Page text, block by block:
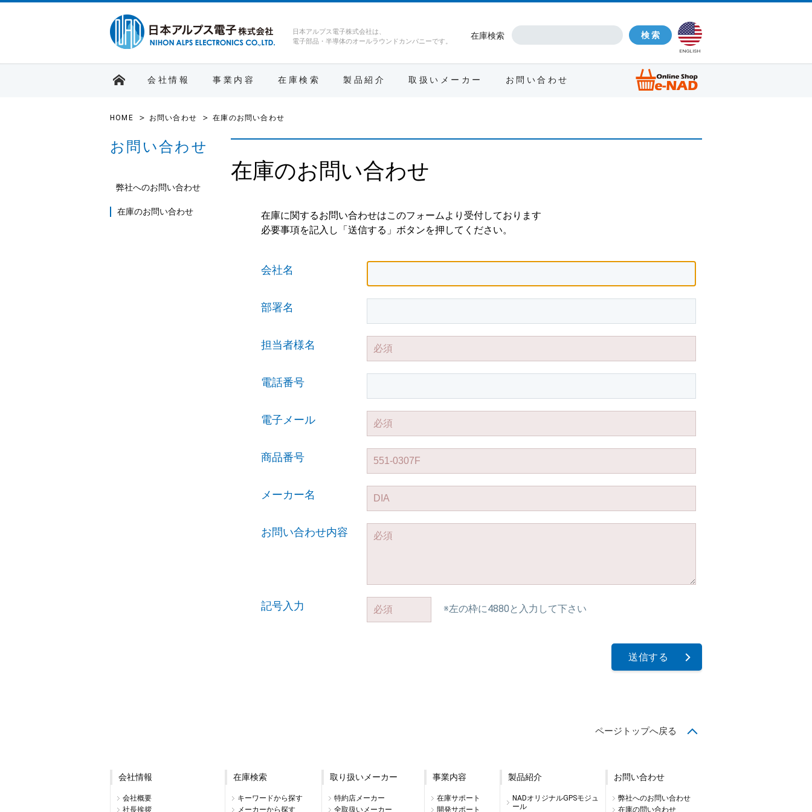
日本アルプス電子株式会社は、
電子部品・半導体のオールラウンドカンパニーです。
ENGLISH
在庫検索
会社情報 事業内容 在庫検索 製品紹介 取扱いメーカー お問い合わせ
HOME お問い合わせ 在庫のお問い合わせ
在庫のお問い合わせ
在庫に関するお問い合わせはこのフォームより受付しております
必要事項を記入し「送信する」ボタンを押してください。
会社名
部署名
担当者様名
電話番号
電子メール
商品番号
メーカー名
お問い合わせ内容
記号入力 ※左の枠に4880と入力して下さい
送信する
お問い合わせ
弊社へのお問い合わせ
在庫のお問い合わせ
ページトップへ戻る
会社情報
会社概要
社長挨拶
在庫検索
キーワードから探す
メーカーから探す
取り扱いメーカー
特約店メーカー
全取扱いメーカー
事業内容
在庫サポート
開発サポート
製品紹介
NADオリジナルGPSモジュ
ール
お問い合わせ
弊社へのお問い合わせ
在庫の問い合わせ